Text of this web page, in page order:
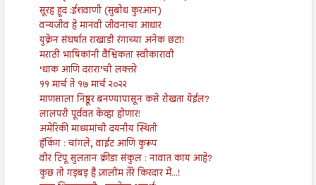
सूरह हूद :ईशवाणी (सुबोध कुरआन)
वन्यजीव हे मानवी जीवनाचा आधार
युक्रेन संघर्षात राखाडी रंगाच्या अनेक छटा!
मराठी भाषिकांनी वैश्विकता स्वीकारावी
‘धाक आणि दरारा’ची लक्तरे
११ मार्च ते १७ मार्च २०२२
माणसाला निष्ठूर बनण्यापासून कसे रोखता येईल?
लालपरी पूर्ववत केव्हा होणार!
अमेरिकी माध्यमांची दयनीय स्थिती
हॅकिंग : चांगले, वाईट आणि कुरूप
वीर टिपू सुलतान क्रीडा संकुल : नावात काय आहे?
कुछ तो गड़बड़ है ज़ालीम तेरे किरदार में...!